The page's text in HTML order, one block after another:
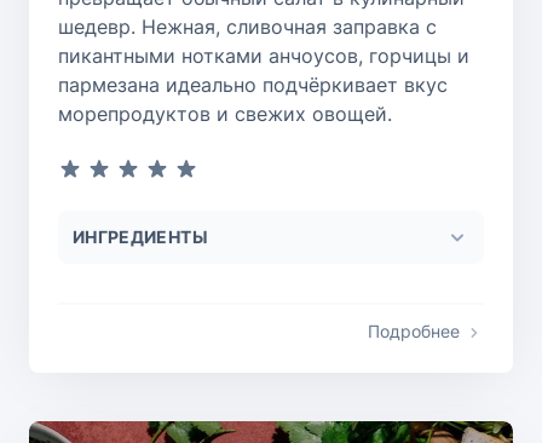
шедевр. Нежная, сливочная заправка с
пикантными нотками анчоусов, горчицы и
пармезана идеально подчёркивает вкус
морепродуктов и свежих овощей.
ИНГРЕДИЕНТЫ
Подробнее